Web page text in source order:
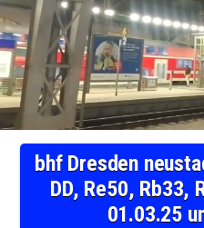
bhf Dresden
DD, Re50, Rb33,
01.03.25